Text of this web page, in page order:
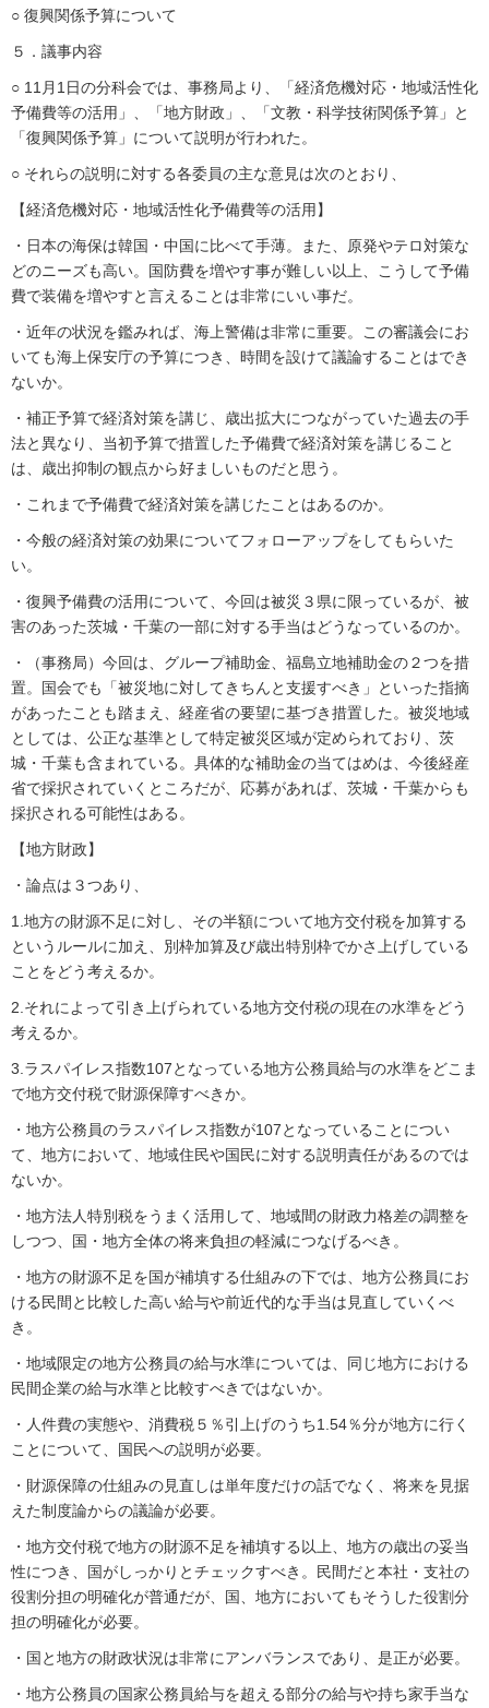
○ 復興関係予算について
５．議事内容
○ 11月1日の分科会では、事務局より、「経済危機対応・地域活性化
予備費等の活用」、「地方財政」、「文教・科学技術関係予算」と
「復興関係予算」について説明が行われた。
○ それらの説明に対する各委員の主な意見は次のとおり、
【経済危機対応・地域活性化予備費等の活用】
・日本の海保は韓国・中国に比べて手薄。また、原発やテロ対策な
どのニーズも高い。国防費を増やす事が難しい以上、こうして予備
費で装備を増やすと言えることは非常にいい事だ。
・近年の状況を鑑みれば、海上警備は非常に重要。この審議会にお
いても海上保安庁の予算につき、時間を設けて議論することはでき
ないか。
・補正予算で経済対策を講じ、歳出拡大につながっていた過去の手
法と異なり、当初予算で措置した予備費で経済対策を講じること
は、歳出抑制の観点から好ましいものだと思う。
・これまで予備費で経済対策を講じたことはあるのか。
・今般の経済対策の効果についてフォローアップをしてもらいた
い。
・復興予備費の活用について、今回は被災３県に限っているが、被
害のあった茨城・千葉の一部に対する手当はどうなっているのか。
・（事務局）今回は、グループ補助金、福島立地補助金の２つを措
置。国会でも「被災地に対してきちんと支援すべき」といった指摘
があったことも踏まえ、経産省の要望に基づき措置した。被災地域
としては、公正な基準として特定被災区域が定められており、茨
城・千葉も含まれている。具体的な補助金の当てはめは、今後経産
省で採択されていくところだが、応募があれば、茨城・千葉からも
採択される可能性はある。
【地方財政】
・論点は３つあり、
1.地方の財源不足に対し、その半額について地方交付税を加算する
というルールに加え、別枠加算及び歳出特別枠でかさ上げしている
ことをどう考えるか。
2.それによって引き上げられている地方交付税の現在の水準をどう
考えるか。
3.ラスパイレス指数107となっている地方公務員給与の水準をどこま
で地方交付税で財源保障すべきか。
・地方公務員のラスパイレス指数が107となっていることについ
て、地方において、地域住民や国民に対する説明責任があるのでは
ないか。
・地方法人特別税をうまく活用して、地域間の財政力格差の調整を
しつつ、国・地方全体の将来負担の軽減につなげるべき。
・地方の財源不足を国が補填する仕組みの下では、地方公務員にお
ける民間と比較した高い給与や前近代的な手当は見直していくべ
き。
・地域限定の地方公務員の給与水準については、同じ地方における
民間企業の給与水準と比較すべきではないか。
・人件費の実態や、消費税５％引上げのうち1.54％分が地方に行く
ことについて、国民への説明が必要。
・財源保障の仕組みの見直しは単年度だけの話でなく、将来を見据
えた制度論からの議論が必要。
・地方交付税で地方の財源不足を補填する以上、地方の歳出の妥当
性につき、国がしっかりとチェックすべき。民間だと本社・支社の
役割分担の明確化が普通だが、国、地方においてもそうした役割分
担の明確化が必要。
・国と地方の財政状況は非常にアンバランスであり、是正が必要。
・地方公務員の国家公務員給与を超える部分の給与や持ち家手当な